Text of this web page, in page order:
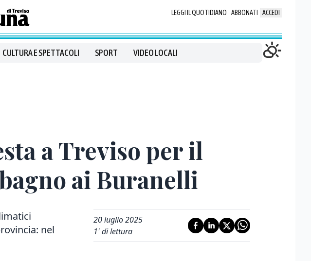
LEGGI IL QUOTIDIANO ABBONATI ACCEDI
CULTURA E SPETTACOLI SPORT VIDEO LOCALI
a Treviso per il
ai Buranelli
nel
20 luglio 2025
1' di lettura